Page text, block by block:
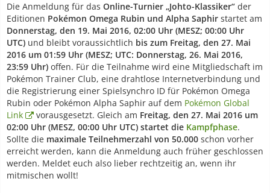
Die Anmeldung für das Online-Turnier „Johto-Klassiker“ der
Editionen Pokémon Omega Rubin und Alpha Saphir startet am
Donnerstag, den 19. Mai 2016, 02:00 Uhr (MESZ; 00:00 Uhr
UTC) und bleibt voraussichtlich bis zum Freitag, den 27. Mai
2016 um 01:59 Uhr (MESZ; UTC: Donnerstag, 26. Mai 2016,
23:59 Uhr) offen. Für die Teilnahme wird eine Mitgliedschaft im
Pokémon Trainer Club, eine drahtlose Internetverbindung und
die Registrierung einer Spielsynchro ID für Pokémon Omega
Rubin oder Pokémon Alpha Saphir auf dem Pokémon Global
Link
vorausgesetzt. Gleich am Freitag, den 27. Mai 2016 um
02:00 Uhr (MESZ, 00:00 Uhr UTC) startet die Kampfphase.
Sollte die maximale Teilnehmerzahl von 50.000 schon vorher
erreicht werden, kann die Anmeldung auch früher geschlossen
werden. Meldet euch also lieber rechtzeitig an, wenn ihr
mitmischen wollt!